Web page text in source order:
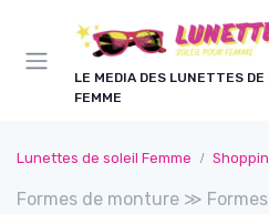
LE MEDIA DES LUNETTES DE
FEMME
Lunettes de soleil Femme
Formes de monture ≫